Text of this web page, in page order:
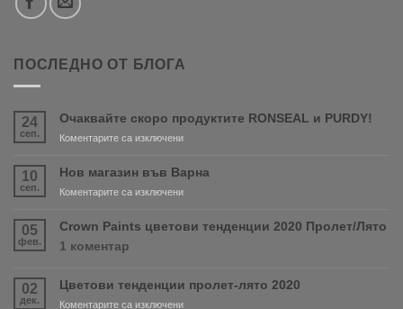
ПОСЛЕДНО ОТ БЛОГА
24
сеп.
Очаквайте скоро продуктите RONSEAL и PURDY!
Коментарите са изключениза
продуктите
RONSEAL
PURDY!
10
сеп.
Нов магазин във Варна
Коментарите са изключениза
05
фев.
Crown Paints цветови тенденции 2020 Пролет/Лято
1 коментар
цветови
тенденции
02
дек.
Цветови тенденции пролет-лято 2020
Коментарите са изключениза